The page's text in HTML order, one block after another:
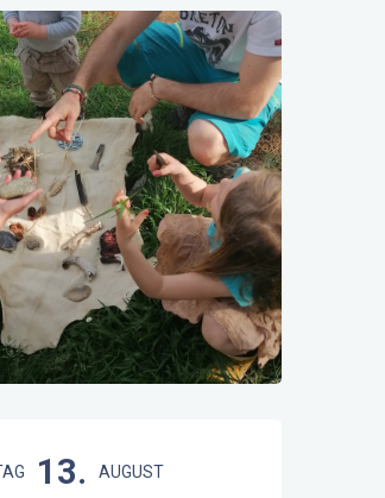
& Kontaktdaten
13. AUGUST